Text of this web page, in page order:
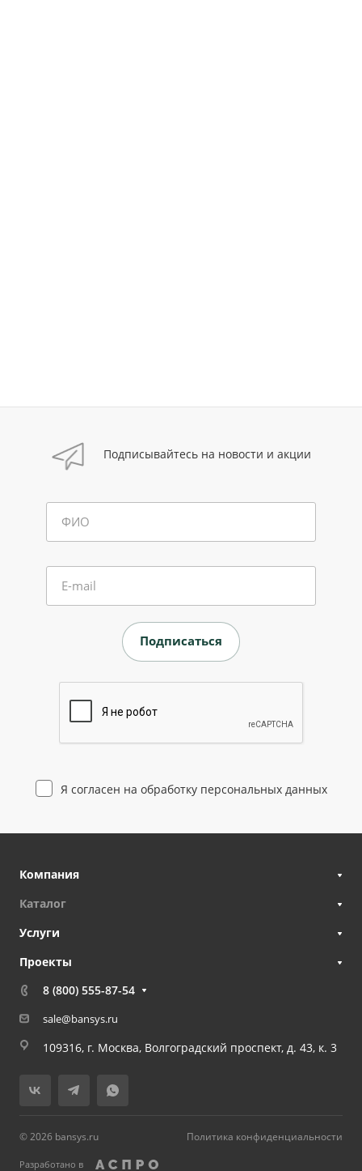
Подписывайтесь на новости и акции
ФИО
E-mail
Я согласен на обработку персональных данных
Компания
Каталог
Услуги
Проекты
8 (800) 555-87-54
sale@bansys.ru
109316, г. Москва, Волгоградский проспект, д. 43, к. 3
© 2026 bansys.ru Политика конфиденциальности
Разработано в